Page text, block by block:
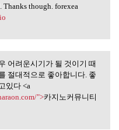
Thanks though. forexea
매우 어려운시기
문에
어려운시기가 될 것이기 때
절대적으로 좋아합니다. 좋
있다 <a
">카지노커뮤니티